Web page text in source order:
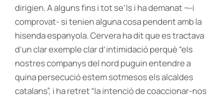
dirigien. A alguns fins i tot se’ls i ha demanat ¬-i
comprovat- si tenien alguna cosa pendent amb la
hisenda espanyola. Cervera ha dit que es tractava
d’un clar exemple clar d’intimidació perquè “els
nostres companys del nord puguin entendre a
quina persecució estem sotmesos els alcaldes
catalans”, i ha retret “la intenció de coaccionar-nos